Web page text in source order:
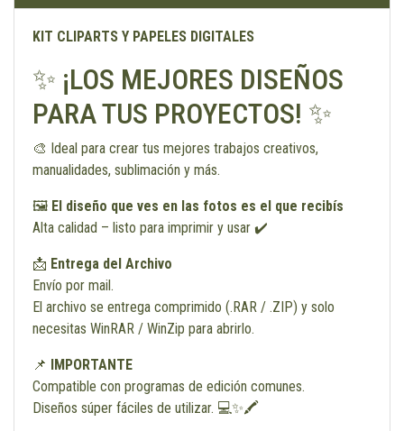
KIT CLIPARTS Y PAPELES DIGITALES
✨ ¡LOS MEJORES DISEÑOS
PARA TUS PROYECTOS! ✨
🎨 Ideal para crear tus mejores trabajos creativos,
manualidades, sublimación y más.
🖼️ El diseño que ves en las fotos es el que recibís
Alta calidad – listo para imprimir y usar ✔️
📩 Entrega del Archivo
Envío por mail.
El archivo se entrega comprimido (.RAR / .ZIP) y solo
necesitas WinRAR / WinZip para abrirlo.
📌
IMPORTANTE
Compatible con programas de edición comunes.
Diseños súper fáciles de utilizar. 💻✨🖍️